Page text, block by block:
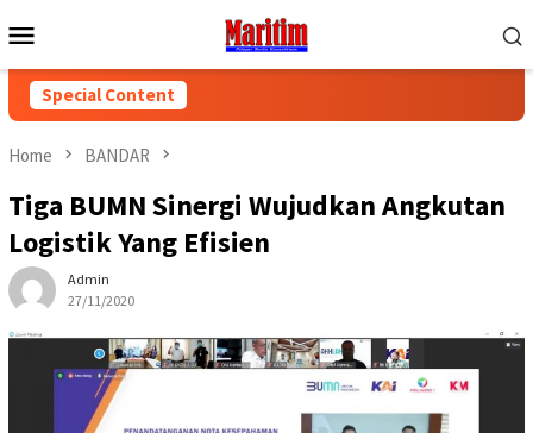
to
Menu
Special Content
Home BANDAR
Tiga BUMN Sinergi Wujudkan Angkutan
Logistik Yang Efisien
Admin
27/11/2020